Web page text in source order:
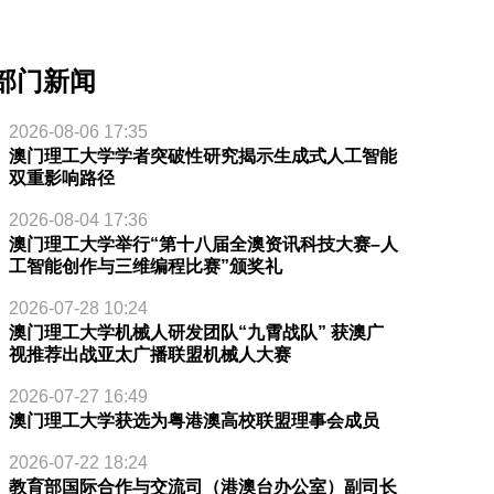
门新闻
2026-08-06 17:35
澳门理工大学学者突破性研究揭示生成式人工智能
双重影响路径
2026-08-04 17:36
澳门理工大学举行“第十八届全澳资讯科技大赛–人
工智能创作与三维编程比赛”颁奖礼
2026-07-28 10:24
澳门理工大学机械人研发团队“九霄战队” 获澳广
视推荐出战亚太广播联盟机械人大赛
2026-07-27 16:49
澳门理工大学获选为粤港澳高校联盟理事会成员
2026-07-22 18:24
教育部国际合作与交流司（港澳台办公室）副司长